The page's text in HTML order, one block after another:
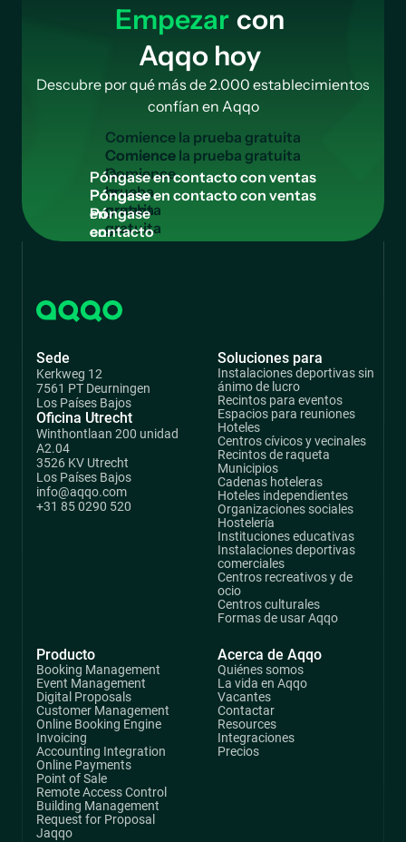
Empezar con
Aqqo hoy
Descubre por qué más de 2.000 establecimientos
confían en Aqqo
Comiencela pruebagratuita
Comience
la
prueba
gratuita
Póngaseencontactoconventas
Póngase
en
contacto
Sede
Kerkweg 12
7561 PT Deurningen
Los Países Bajos
Oficina Utrecht
Winthontlaan 200 unidad
A2.04
3526 KV Utrecht
Los Países Bajos
info@aqqo.com
+31 85 0290 520
Producto
Booking Management
Event Management
Digital Proposals
Customer Management
Online Booking Engine
Invoicing
Accounting Integration
Online Payments
Point of Sale
Remote Access Control
Building Management
Request for Proposal
Jaqqo
Soluciones para
Instalaciones deportivas sin
ánimo de lucro
Recintos para eventos
Espacios para reuniones
Hoteles
Centros cívicos y vecinales
Recintos de raqueta
Municipios
Cadenas hoteleras
Hoteles independientes
Organizaciones sociales
Hostelería
Instituciones educativas
Instalaciones deportivas
comerciales
Centros recreativos y de
ocio
Centros culturales
Formas de usar Aqqo
Acerca de Aqqo
Quiénes somos
La vida en Aqqo
Vacantes
Contactar
Resources
Integraciones
Precios